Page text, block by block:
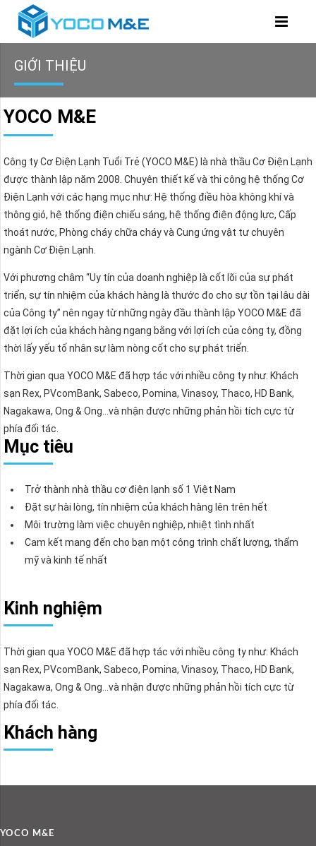
GIỚI THIỆU
YOCO M&E
Công ty Cơ Điện Lạnh Tuổi Trẻ (YOCO M&E) là nhà thầu Cơ Điện Lạnh
được thành lập năm 2008. Chuyên thiết kế và thi công hệ thống Cơ
Điện Lạnh với các hạng mục như: Hệ thống điều hòa không khí và
thông gió, hệ thống điện chiếu sáng, hệ thống điện động lực, Cấp
thoát nước, Phòng cháy chữa cháy và Cung ứng vật tư chuyên
ngành Cơ Điện Lạnh.
Với phương châm “Uy tín của doanh nghiệp là cốt lõi của sự phát
triển, sự tín nhiệm của khách hàng là thước đo cho sự tồn tại lâu dài
của Công ty” nên ngay từ những ngày đầu thành lập YOCO M&E đã
đặt lợi ích của khách hàng ngang bằng với lợi ích của công ty, đồng
thời lấy yếu tố nhân sự làm nòng cốt cho sự phát triển.
Thời gian qua YOCO M&E đã hợp tác với nhiều công ty như: Khách
sạn Rex, PVcomBank, Sabeco, Pomina, Vinasoy, Thaco, HD Bank,
Nagakawa, Ong & Ong…và nhận được những phản hồi tích cực từ
phía đối tác.
Mục tiêu
Trở thành nhà thầu cơ điện lạnh số 1 Việt Nam
Đặt sự hài lòng, tín nhiệm của khách hàng lên trên hết
Môi trường làm việc chuyên nghiệp, nhiệt tình nhất
Cam kết mang đến cho bạn một công trình chất lượng, thẩm
mỹ và kinh tế nhất
Kinh nghiệm
Thời gian qua YOCO M&E đã hợp tác với nhiều công ty như: Khách
sạn Rex, PVcomBank, Sabeco, Pomina, Vinasoy, Thaco, HD Bank,
Nagakawa, Ong & Ong…và nhận được những phản hồi tích cực từ
phía đối tác.
Khách hàng
YOCO M&E